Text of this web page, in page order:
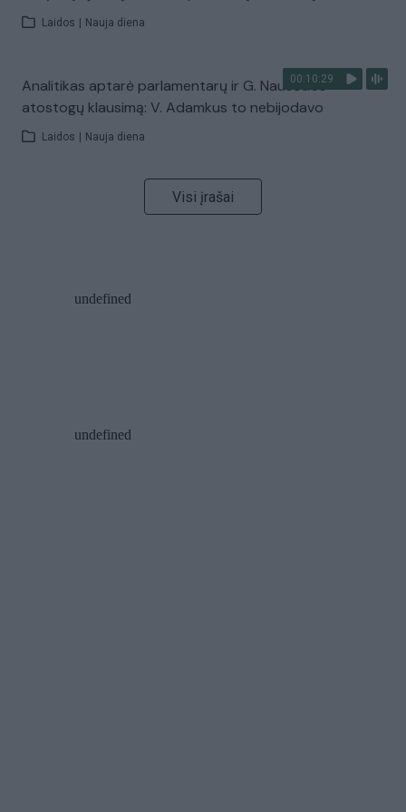
Laidos Nauja diena
00:10:29
Analitikas aptarė parlamentarų ir G. Nausėdos
atostogų klausimą: V. Adamkus to nebijodavo
Laidos Nauja diena
Visi įrašai